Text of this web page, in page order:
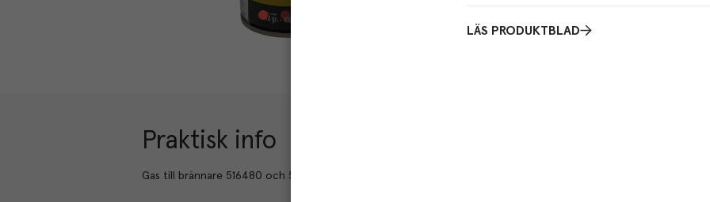
LÄS PRODUKTBLAD
Praktisk info
Gas till brännare 516480 och 509631. Butan/propanmix.